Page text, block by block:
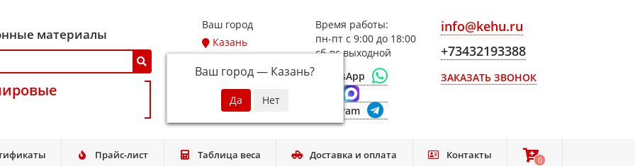
материалы
Ваш город
Казань
Ваш город — Казань?
Время работы:
пн-пт с 9:00 до 18:00
сб-вс выходной
WhatsApp
Telegram
info@kehu.ru
+73432193388
ЗАКАЗАТЬ ЗВОНОК
Прайс-лист Таблица веса Доставка и оплата Контакты 0
0